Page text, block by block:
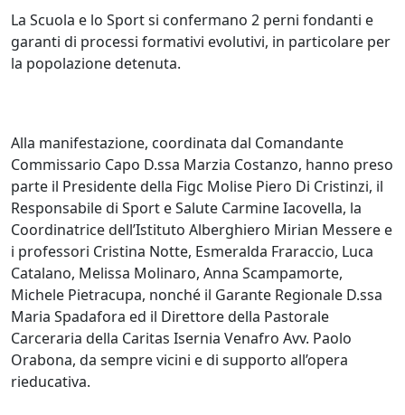
La Scuola e lo Sport si confermano 2 perni fondanti e
garanti di processi formativi evolutivi, in particolare per
la popolazione detenuta.
Alla manifestazione, coordinata dal Comandante
Commissario Capo D.ssa Marzia Costanzo, hanno preso
parte il Presidente della Figc Molise Piero Di Cristinzi, il
Responsabile di Sport e Salute Carmine Iacovella, la
Coordinatrice dell’Istituto Alberghiero Mirian Messere e
i professori Cristina Notte, Esmeralda Fraraccio, Luca
Catalano, Melissa Molinaro, Anna Scampamorte,
Michele Pietracupa, nonché il Garante Regionale D.ssa
Maria Spadafora ed il Direttore della Pastorale
Carceraria della Caritas Isernia Venafro Avv. Paolo
Orabona, da sempre vicini e di supporto all’opera
rieducativa.